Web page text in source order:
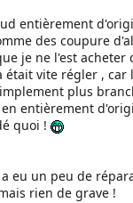
entièrement
des coupure
je ne l'est acheter
était vite régler , car
plus
entièrement
quoi !
eu un peu de
rien de grave !